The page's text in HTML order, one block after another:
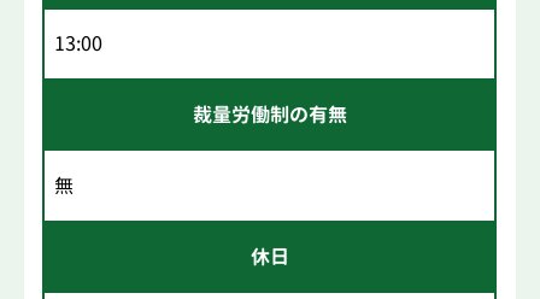
13:00
裁量労働制の有無
無
休日